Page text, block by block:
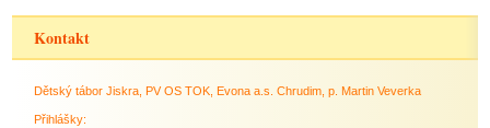
Kontakt
Dětský tábor Jiskra, PV OS TOK, Evona a.s. Chrudim, p. Martin Veverka
Přihlášky: